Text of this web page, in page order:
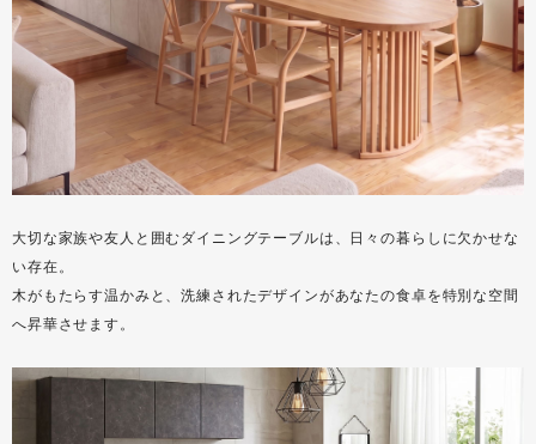
大切な家族や友人と囲むダイニングテーブルは、日々の暮らしに欠かせな
い存在。
木がもたらす温かみと、洗練されたデザインがあなたの食卓を特別な空間
へ昇華させます。